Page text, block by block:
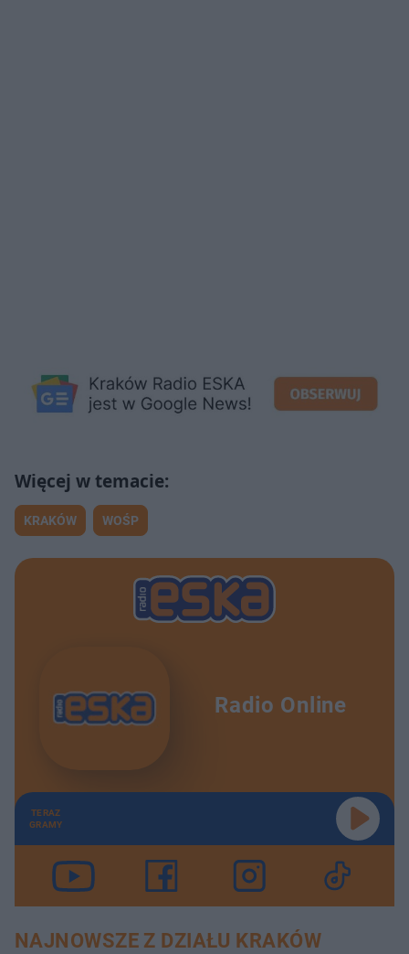
KRAKÓW WOŚP
Radio Online
TERAZ
GRAMY
NAJNOWSZE Z DZIAŁU KRAKÓW